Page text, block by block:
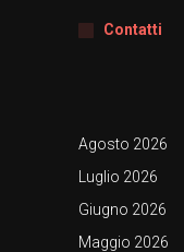
Contatti
Agosto 2026
Luglio 2026
Giugno 2026
Maggio 2026